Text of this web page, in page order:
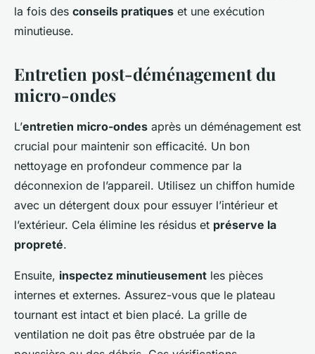
la fois des conseils pratiques et une exécution
minutieuse.
Entretien post-déménagement du
micro-ondes
L’entretien micro-ondes après un déménagement est
crucial pour maintenir son efficacité. Un bon
nettoyage en profondeur commence par la
déconnexion de l’appareil. Utilisez un chiffon humide
avec un détergent doux pour essuyer l’intérieur et
l’extérieur. Cela élimine les résidus et préserve la
propreté.
Ensuite, inspectez minutieusement les pièces
internes et externes. Assurez-vous que le plateau
tournant est intact et bien placé. La grille de
ventilation ne doit pas être obstruée par de la